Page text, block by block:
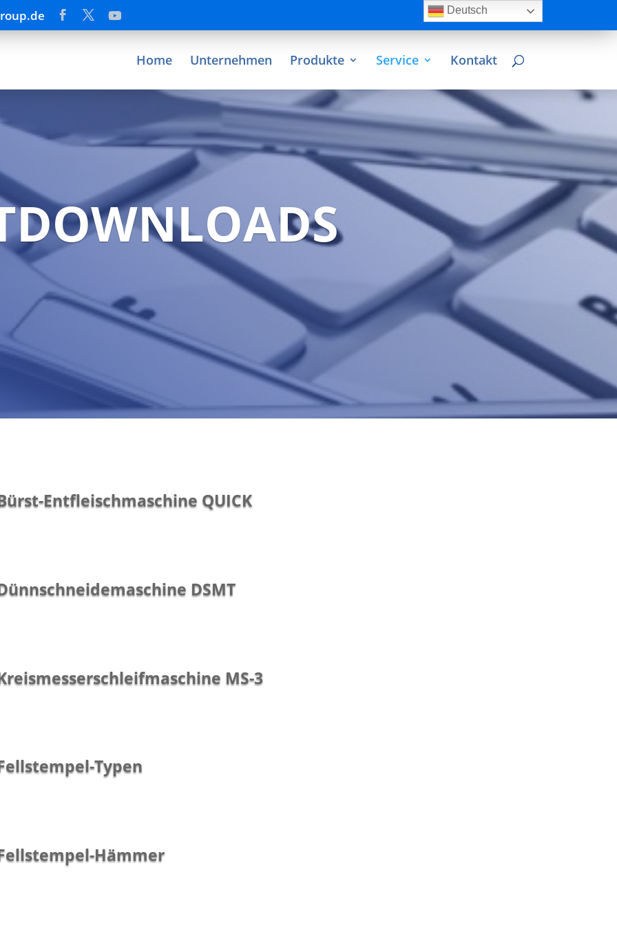
Home Unternehmen Produkte Service Kontakt
Entfleischmaschine QUICK
DSMT
MS-3
Typen
Hämmer
Deutsch